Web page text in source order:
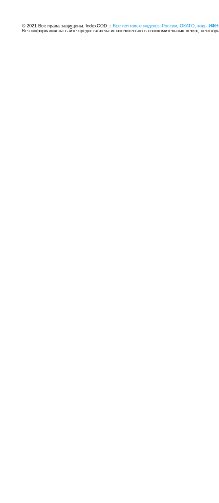
© 2021 Все права защищены. IndexCOD :: Все почтовые индексы России, ОКАТО, коды
Вся информация на сайте предоставлена исключительно в ознокомительных целях,